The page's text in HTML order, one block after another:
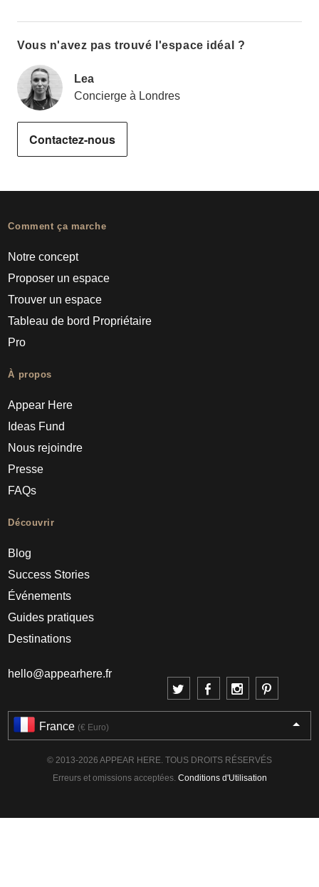
Vous n'avez pas trouvé l'espace idéal ?
Lea
Concierge à Londres
Contactez-nous
Comment ça marche
Notre concept
Proposer un espace
Trouver un espace
Tableau de bord Propriétaire
Pro
À propos
Appear Here
Ideas Fund
Nous rejoindre
Presse
FAQs
Découvrir
Blog
Success Stories
Événements
Guides pratiques
Destinations
hello@appearhere.fr
France (€ Euro)
© 2013-2026 APPEAR HERE. TOUS DROITS RÉSERVÉS
Erreurs et omissions acceptées. Conditions d'Utilisation